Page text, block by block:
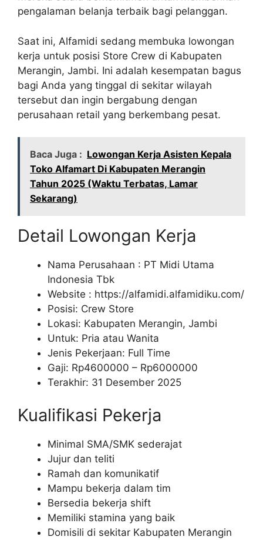
pengalaman belanja terbaik bagi pelanggan.
Saat ini, Alfamidi sedang membuka lowongan
kerja untuk posisi Store Crew di Kabupaten
Merangin, Jambi. Ini adalah kesempatan bagus
bagi Anda yang tinggal di sekitar wilayah
tersebut dan ingin bergabung dengan
perusahaan retail yang berkembang pesat.
Baca Juga : Lowongan Kerja Asisten Kepala
Toko Alfamart Di Kabupaten Merangin
Tahun 2025 (Waktu Terbatas, Lamar
Sekarang)
Detail Lowongan Kerja
Nama Perusahaan : PT Midi Utama
Indonesia Tbk
Website : https://alfamidi.alfamidiku.com/
Posisi: Crew Store
Lokasi: Kabupaten Merangin, Jambi
Untuk: Pria atau Wanita
Jenis Pekerjaan: Full Time
Gaji: Rp4600000 – Rp6000000
Terakhir: 31 Desember 2025
Kualifikasi Pekerja
Minimal SMA/SMK sederajat
Jujur dan teliti
Ramah dan komunikatif
Mampu bekerja dalam tim
Bersedia bekerja shift
Memiliki stamina yang baik
Domisili di sekitar Kabupaten Merangin